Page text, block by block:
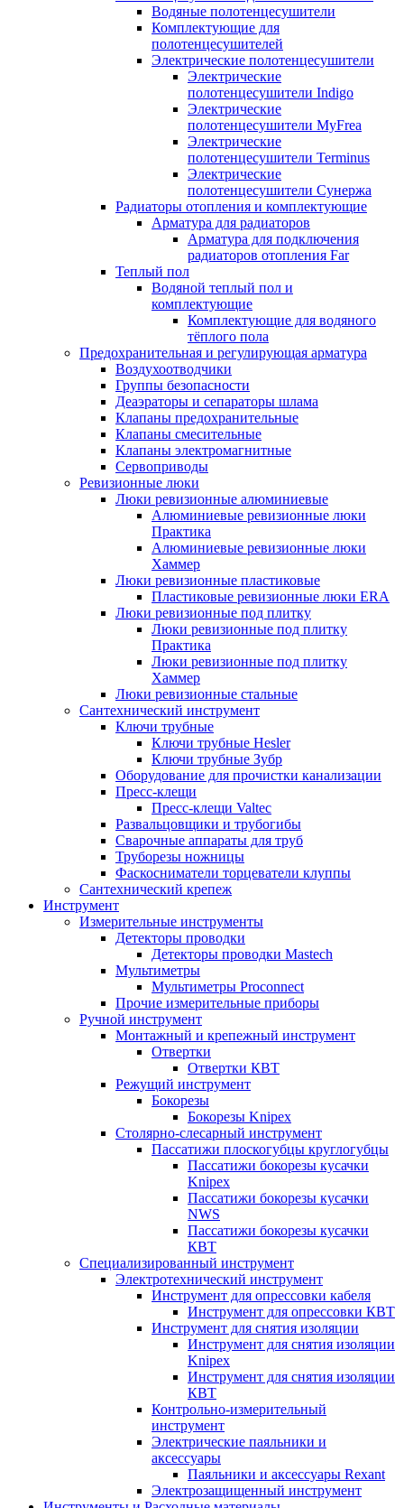
Водяные полотенцесушители
Комплектующие для
полотенцесушителей
Электрические полотенцесушители
Электрические
полотенцесушители Indigo
Электрические
полотенцесушители MyFrea
Электрические
полотенцесушители Terminus
Электрические
полотенцесушители Сунержа
Радиаторы отопления и комплектующие
Арматура для радиаторов
Арматура для подключения
радиаторов отопления Far
Теплый пол
Водяной теплый пол и
комплектующие
Комплектующие для водяного
тёплого пола
Предохранительная и регулирующая арматура
Воздухоотводчики
Группы безопасности
Деаэраторы и сепараторы шлама
Клапаны предохранительные
Клапаны смесительные
Клапаны электромагнитные
Сервоприводы
Ревизионные люки
Люки ревизионные алюминиевые
Алюминиевые ревизионные люки
Практика
Алюминиевые ревизионные люки
Хаммер
Люки ревизионные пластиковые
Пластиковые ревизионные люки ERA
Люки ревизионные под плитку
Люки ревизионные под плитку
Практика
Люки ревизионные под плитку
Хаммер
Люки ревизионные стальные
Сантехнический инструмент
Ключи трубные
Ключи трубные Hesler
Ключи трубные Зубр
Оборудование для прочистки канализации
Пресс-клещи
Пресс-клещи Valtec
Развальцовщики и трубогибы
Сварочные аппараты для труб
Труборезы ножницы
Фаскосниматели торцеватели клуппы
Сантехнический крепеж
Инструмент
Измерительные инструменты
Детекторы проводки
Детекторы проводки Mastech
Мультиметры
Мультиметры Proconnect
Прочие измерительные приборы
Ручной инструмент
Монтажный и крепежный инструмент
Отвертки
Отвертки КВТ
Режущий инструмент
Бокорезы
Бокорезы Knipex
Столярно-слесарный инструмент
Пассатижи плоскогубцы круглогубцы
Пассатижи бокорезы кусачки
Knipex
Пассатижи бокорезы кусачки
NWS
Пассатижи бокорезы кусачки
КВТ
Специализированный инструмент
Электротехнический инструмент
Инструмент для опрессовки кабеля
Инструмент для опрессовки КВТ
Инструмент для снятия изоляции
Инструмент для снятия изоляции
Knipex
Инструмент для снятия изоляции
КВТ
Контрольно-измерительный
инструмент
Электрические паяльники и
аксессуары
Паяльники и аксессуары Rexant
Электрозащищенный инструмент